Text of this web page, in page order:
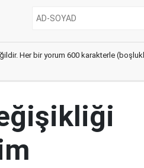
Her bir yorum 600 karakterle